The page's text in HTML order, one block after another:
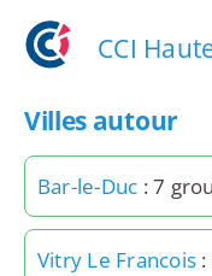
CCI
Villes autour
Bar-le-Duc : 7
Vitry Le Francois